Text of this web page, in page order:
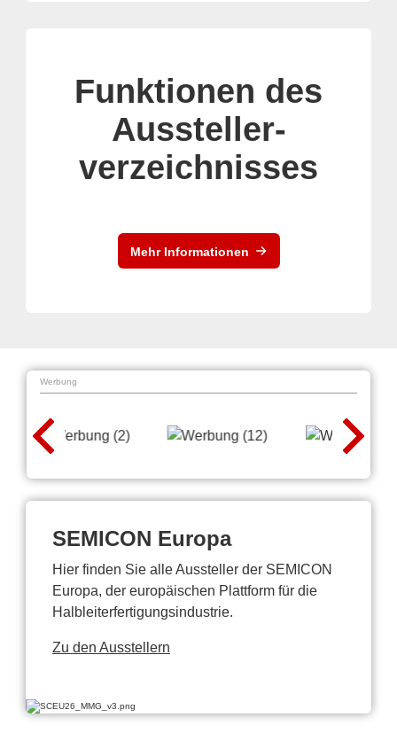
Funktionen des
Aussteller-
verzeichnisses
Mehr Informationen
Werbung
SEMICON Europa
Hier finden Sie alle Aussteller der SEMICON
Europa, der europäischen Plattform für die
Halbleiterfertigungsindustrie.
Zu den Ausstellern